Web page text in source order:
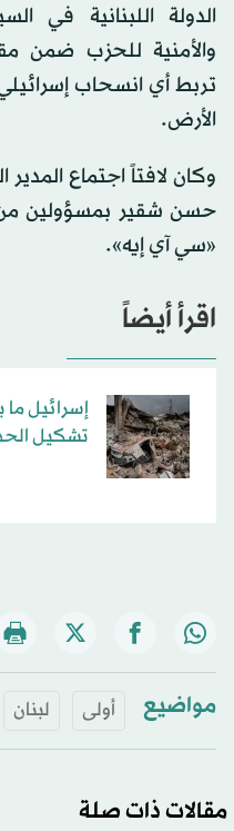
الدولة اللبنانية في
والأمنية للحزب ضمن
تربط أي انسحاب إسرائيلي
الأرض.
وكان لافتاً اجتماع المدير
حسن شقير بمسؤولين من
«سي آي إيه».
اقرأ أيضاً
إسرائيل ما
تشكيل
مواضيع أولى لبنان
مقالات ذات صلة